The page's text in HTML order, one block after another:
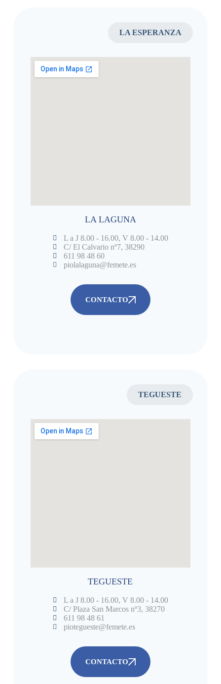
LA ESPERANZA
LA LAGUNA
L a J 8.00 - 16.00, V 8.00 - 14.00
C/ El Calvario nº7, 38290
611 98 48 60
piolalaguna@femete.es
CONTACTO
TEGUESTE
TEGUESTE
L a J 8.00 - 16.00, V 8.00 - 14.00
C/ Plaza San Marcos nº3, 38270
611 98 48 61
piotegueste@femete.es
CONTACTO